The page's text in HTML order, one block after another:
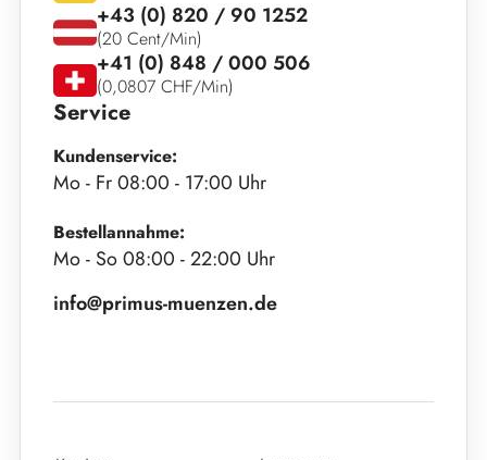
Service
Kundenservice:
Mo - Fr 08:00 - 17:00 Uhr
Bestellannahme:
Mo - So 08:00 - 22:00 Uhr
info@primus-muenzen.de
+43 (0) 820 / 90 1252
(20 Cent/Min)
+41 (0) 848 / 000 506
(0,0807 CHF/Min)